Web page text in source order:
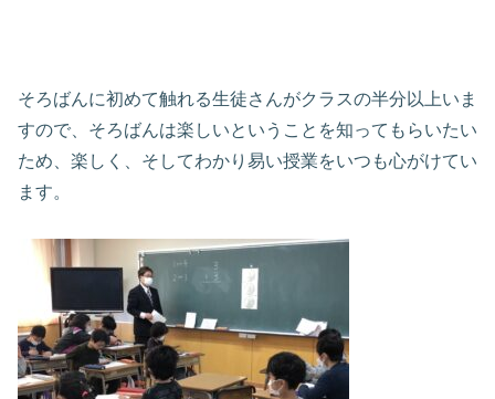
そろばんに初めて触れる生徒さんがクラスの半分以上いま
すので、そろばんは楽しいということを知ってもらいたい
ため、楽しく、そしてわかり易い授業をいつも心がけてい
ます。